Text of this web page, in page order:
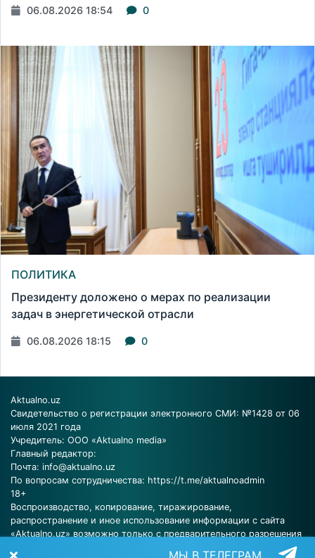
06.08.2026 18:54 0
ПОЛИТИКА
Президенту доложено о мерах по реализации
задач в энергетической отрасли
06.08.2026 18:15 0
Aktualno.uz
Свидетельство о регистрации электронного СМИ: №1428 от 06
июля 2021 года
Учредитель: ООО «Aktualno media»
Главный редактор:
Почта: info@aktualno.uz
По вопросам сотрудничества: https://t.me/aktualnoadmin
18+
Воспроизводство, копирование, тиражирование,
распространение и иное использование информации с сайта
«Aktualno.uz» возможно только с предварительного разрешения
МЫ В ТЕЛЕГРАМ